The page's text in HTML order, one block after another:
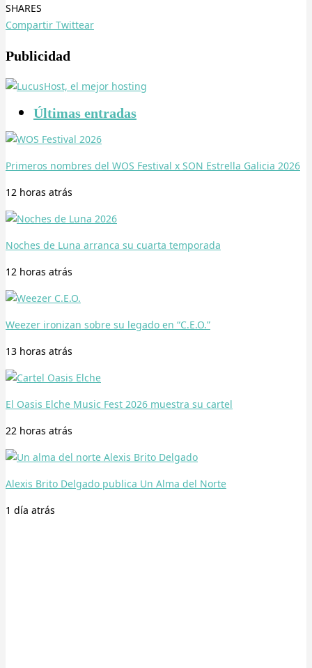
SHARES
Compartir Twittear
Publicidad
Últimas entradas
Primeros nombres del WOS Festival x SON Estrella Galicia 2026
12 horas atrás
Noches de Luna arranca su cuarta temporada
12 horas atrás
Weezer ironizan sobre su legado en “C.E.O.”
13 horas atrás
El Oasis Elche Music Fest 2026 muestra su cartel
22 horas atrás
Alexis Brito Delgado publica Un Alma del Norte
1 día atrás